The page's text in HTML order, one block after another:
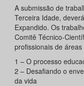
A submissão de
Terceira Idade,
Expandido. Os
Comitê Técnico-
profissionais de
1 – O processo
2 – Desafiando o
da vida